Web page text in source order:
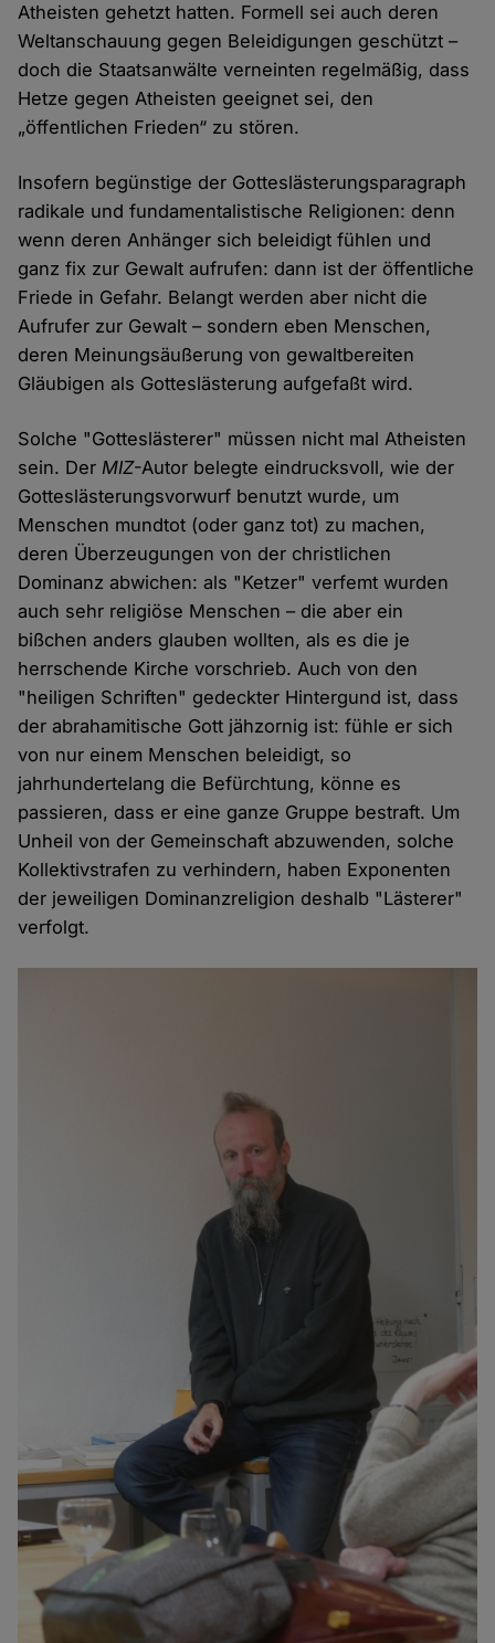
Atheisten gehetzt hatten. Formell sei auch deren
Weltanschauung gegen Beleidigungen geschützt –
doch die Staatsanwälte verneinten regelmäßig, dass
Hetze gegen Atheisten geeignet sei, den
„öffentlichen Frieden“ zu stören.
Insofern begünstige der Gotteslästerungsparagraph
radikale und fundamentalistische Religionen: denn
wenn deren Anhänger sich beleidigt fühlen und
ganz fix zur Gewalt aufrufen: dann ist der öffentliche
Friede in Gefahr. Belangt werden aber nicht die
Aufrufer zur Gewalt – sondern eben Menschen,
deren Meinungsäußerung von gewaltbereiten
Gläubigen als Gotteslästerung aufgefaßt wird.
Solche "Gotteslästerer" müssen nicht mal Atheisten
sein. DerMIZ-Autor belegte eindrucksvoll, wie der
Gotteslästerungsvorwurf benutzt wurde, um
Menschen mundtot (oder ganz tot) zu machen,
deren Überzeugungen von der christlichen
Dominanz abwichen: als "Ketzer" verfemt wurden
auch sehr religiöse Menschen – die aber ein
bißchen anders glauben wollten, als es die je
herrschende Kirche vorschrieb. Auch von den
"heiligen Schriften" gedeckter Hintergund ist, dass
der abrahamitische Gott jähzornig ist: fühle er sich
von nur einem Menschen beleidigt, so
jahrhundertelang die Befürchtung, könne es
passieren, dass er eine ganze Gruppe bestraft. Um
Unheil von der Gemeinschaft abzuwenden, solche
Kollektivstrafen zu verhindern, haben Exponenten
der jeweiligen Dominanzreligion deshalb "Lästerer"
verfolgt.